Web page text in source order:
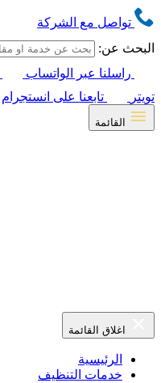
تواصل مع الشركة
البحث عن:
راسلنا عبر الواتساب
تويتر
تابعنا على انستجرام
القائمة
اغلاق القائمة
الرئيسية
خدمات التنظيف